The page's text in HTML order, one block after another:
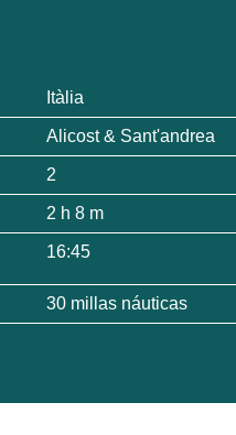
Itàlia
Alicost & Sant'andrea
2
2 h 8 m
16:45
30 millas náuticas